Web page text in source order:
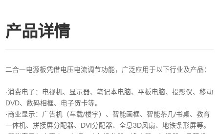
产品详情
二合一电源板凭借电压电流调节功能，广泛应用于以下行业及产品：
·消费电子‌：电视机、显示器、笔记本电脑、平板电脑、投影仪、移动
DVD、数码相框、电子贺卡等。
·商业显示‌：广告机（车载/楼宇）、智能画框、智能茶几/书桌、教育
一体机、拼接屏分配器、DVI分配器、全息3D风扇、地铁条形屏等。